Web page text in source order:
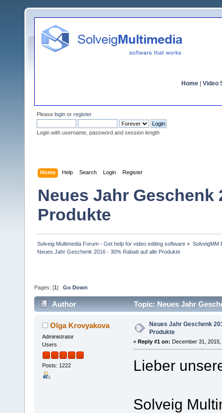
Home Video
Please login or register.
Login with username, password and session length
Home Help Search Login Register
Neues Jahr Geschenk
Produkte
Solveig Multimedia Forum - Get help for video editing software » SolveigMM
Neues Jahr Geschenk 2016 - 30% Rabatt auf alle Produkte
Pages: [1 ] Go Down
Author Topic: Neues Jahr
Olga Krovyakova
Administrator
Users
Posts: 1222
Neues Jahr Geschenk
Produkte
« Reply #1 on: December 31,
Lieber
Solveig